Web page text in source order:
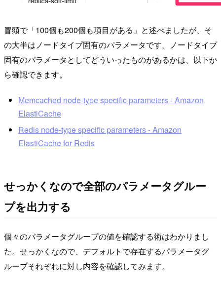
冒頭で「100個も200個も項目がある」と述べましたが、そ
の大半はノードタイプ固有のパラメータです。ノードタイプ
固有のパラメータとしてどういったものがあるかは、以下か
ら確認できます。
Memcached node-type specific parameters - Amazon
ElastiCache
Redis node-type specific parameters - Amazon
ElastiCache for Redis
せっかくなので全部のパラメータグルー
プを出力する
個々のパラメータグループの値を確認する術はわかりまし
た。せっかくなので、デフォルトで存在するパラメータグ
ループそれぞれに対し内容を確認してみます。